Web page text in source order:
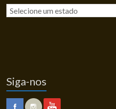
Siga-nos